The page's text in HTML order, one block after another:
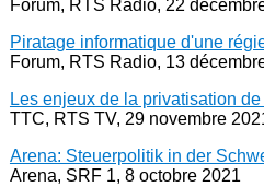
Forum, RTS Radio, 22
Piratage informatique d'une
Forum, RTS Radio, 13
Les enjeux de la privatisation
TTC, RTS TV, 29 novembre
Arena: Steuerpolitik in der
Arena, SRF 1, 8 octobre 2021